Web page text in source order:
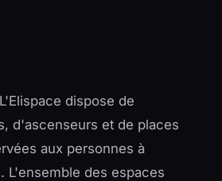
dispose de
d'ascenseurs et de places
aux personnes à
L'ensemble des espaces